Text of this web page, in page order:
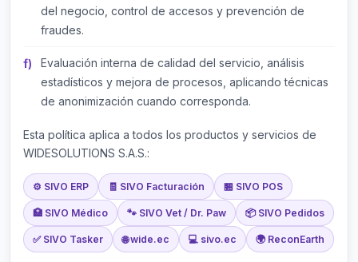
Revocatoria del consentimiento
14 Derechos ARCO+
Portabilidad
16 Reclamos
18 Videovigilancia (CCTV)
del negocio, control de accesos y prevención de
fraudes.
Evaluación interna de calidad del servicio, análisis
estadísticos y mejora de procesos, aplicando técnicas
de anonimización cuando corresponda.
Esta política aplica a todos los productos y servicios de
WIDESOLUTIONS S.A.S.:
⚙️ SIVO ERP 🧾 SIVO Facturación 🏪 SIVO POS
🏥 SIVO Médico 🐾 SIVO Vet / Dr. Paw 📦 SIVO Pedidos
✅ SIVO Tasker 🌐 wide.ec 💻 sivo.ec 🌍 ReconEarth